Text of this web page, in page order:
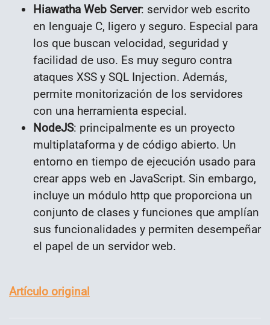
Hiawatha Web Server: servidor web escrito
en lenguaje C, ligero y seguro. Especial para
los que buscan velocidad, seguridad y
facilidad de uso. Es muy seguro contra
ataques XSS y SQL Injection. Además,
permite monitorización de los servidores
con una herramienta especial.
NodeJS: principalmente es un proyecto
multiplataforma y de código abierto. Un
entorno en tiempo de ejecución usado para
crear apps web en JavaScript. Sin embargo,
incluye un módulo http que proporciona un
conjunto de clases y funciones que amplían
sus funcionalidades y permiten desempeñar
el papel de un servidor web.
Artículo original